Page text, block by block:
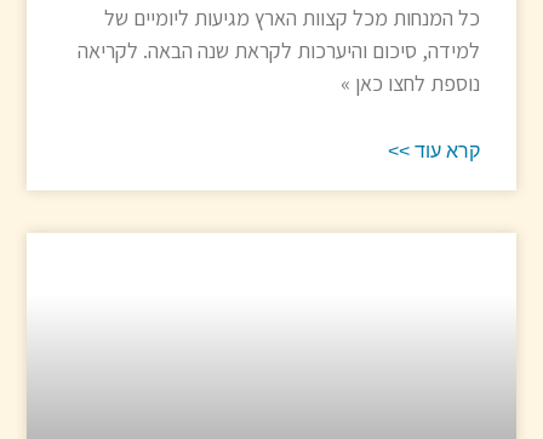
כל המנחות מכל קצוות הארץ מגיעות ליומיים של
למידה, סיכום והיערכות לקראת שנה הבאה. לקריאה
נוספת לחצו כאן »
קרא עוד >>